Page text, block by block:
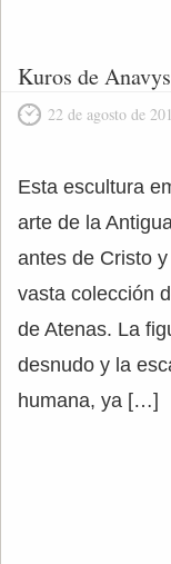
Kuros de
22 de agosto de
Esta escultura
arte de la
antes de Cristo
vasta colección
de Atenas. La
desnudo y la
humana, ya […]